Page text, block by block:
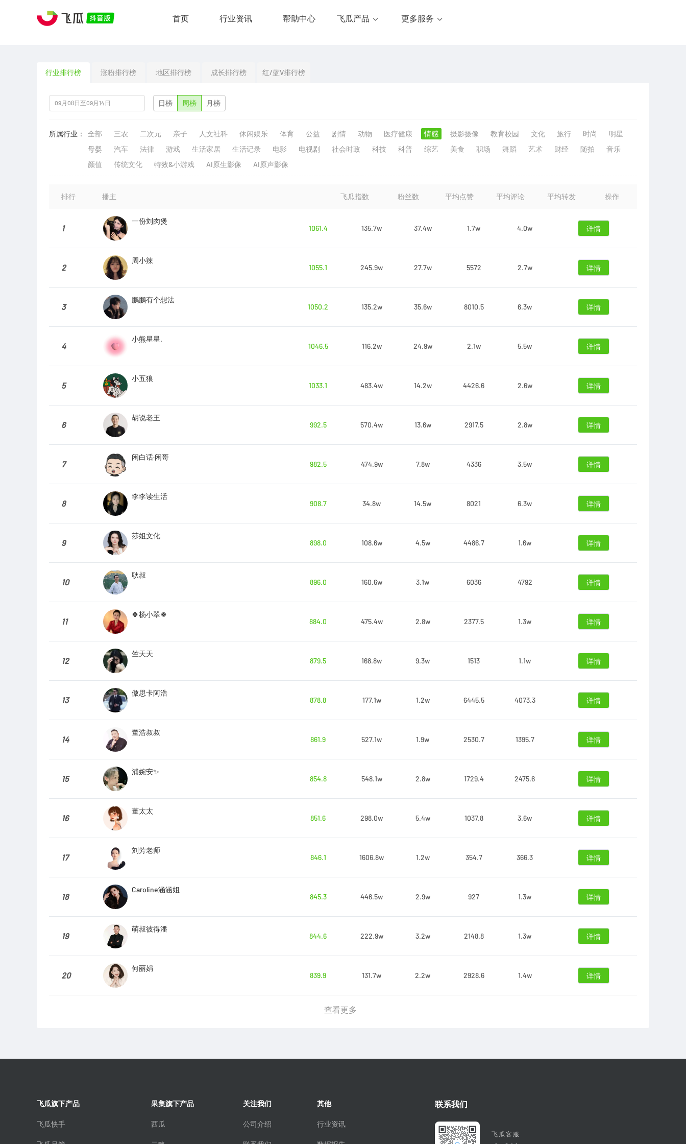
首页 行业资讯 帮助中心 飞瓜产品 更多服务
行业排行榜 涨粉排行榜 地区排行榜 成长排行榜 红/蓝V排行榜
日榜 周榜 月榜
所属行业： 全部 三农 二次元 亲子 人文社科 休闲娱乐 体育 公益 剧情 动物 医疗健康 情感 摄影摄像 教育校园 文化 旅行 时尚
明星
母婴
汽车 法律 游戏 生活家居 生活记录 电影 电视剧 社会时政 科技 科普 综艺 美食 职场 舞蹈 艺术 财经 随拍
音乐
颜值
传统文化 特效&小游戏 AI原生影像 AI原声影像
排行 播主 飞瓜指数 粉丝数 平均点赞 平均评论 平均转发 操作
1
一份刘肉煲
1061.4
135.7w 37.4w 1.7w 4.0w 详情
2
周小辣
1055.1
245.9w 27.7w 5572 2.7w 详情
3
鹏鹏有个想法
1050.2
135.2w 35.6w 8010.5 6.3w 详情
4
小熊星星.
1046.5
116.2w 24.9w 2.1w 5.5w 详情
5
小五狼
1033.1
483.4w 14.2w 4426.6 2.6w 详情
6
胡说老王
992.5
570.4w 13.6w 2917.5 2.8w 详情
7
闲白话·闲哥
982.5
474.9w 7.8w 4336 3.5w 详情
8
李李读生活
908.7
34.8w 14.5w 8021 6.3w 详情
9
莎姐文化
898.0
108.6w 4.5w 4486.7 1.6w 详情
10
耿叔
896.0
160.6w 3.1w 6036 4792 详情
11
🍀杨小翠🍀
884.0
475.4w 2.8w 2377.5 1.3w 详情
12
竺天天
879.5
168.8w 9.3w 1513 1.1w 详情
13
傲思卡阿浩
878.8
177.1w 1.2w 6445.5 4073.3 详情
14
董浩叔叔
861.9
527.1w 1.9w 2530.7 1395.7 详情
15
浦婉安✨
854.8
548.1w 2.8w 1729.4 2475.6 详情
16
董太太
851.6
298.0w 5.4w 1037.8 3.6w 详情
17
刘芳老师
846.1
1606.8w 1.2w 354.7 366.3 详情
18
Caroline涵涵姐
845.3
446.5w 2.9w 927 1.3w 详情
19
萌叔彼得潘
844.6
222.9w 3.2w 2148.8 1.3w 详情
20
何丽娟
839.9
131.7w 2.2w 2928.6 1.4w 详情
查看更多
飞瓜旗下产品
飞瓜快手
果集旗下产品
西瓜
关注我们
公司介绍
其他
行业资讯
联系我们
飞瓜客服